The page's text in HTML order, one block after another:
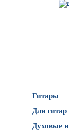
Гитары
Для гитар
Духовые